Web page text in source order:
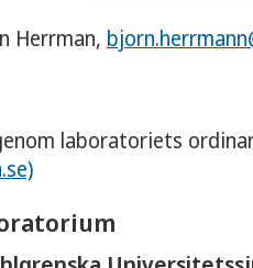
Herrman,
laboratoriets